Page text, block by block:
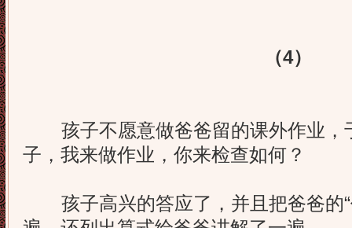
（4）
孩子不愿意做爸爸留的课外作业，
子，我来做作业，你来检查如何？
孩子高兴的答应了，并且把爸爸的“